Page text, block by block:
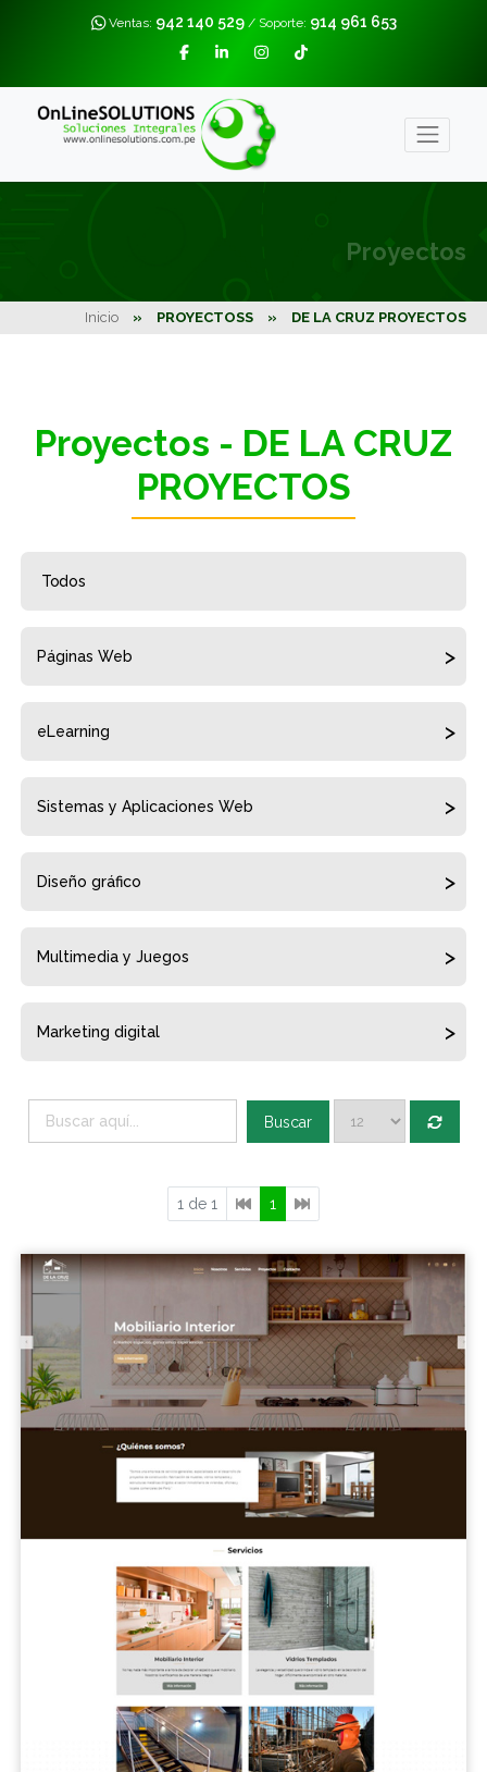
Ventas: 942 140 529/ Soporte: 914 961 653
Proyectos
Inicio » PROYECTOSS » DE LA CRUZ PROYECTOS
Proyectos - DE LA CRUZ
PROYECTOS
Todos
Páginas Web
eLearning
Sistemas y Aplicaciones Web
Diseño gráfico
Multimedia y Juegos
Marketing digital
Buscar
1 de 1 1